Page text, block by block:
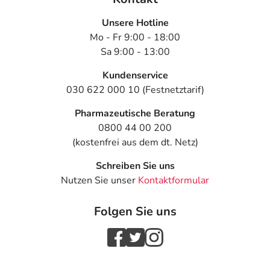
Unsere Hotline
Mo - Fr 9:00 - 18:00
Sa 9:00 - 13:00
Kundenservice
030 622 000 10 (Festnetztarif)
Pharmazeutische Beratung
0800 44 00 200
(kostenfrei aus dem dt. Netz)
Schreiben Sie uns
Nutzen Sie unser Kontaktformular
Folgen Sie uns